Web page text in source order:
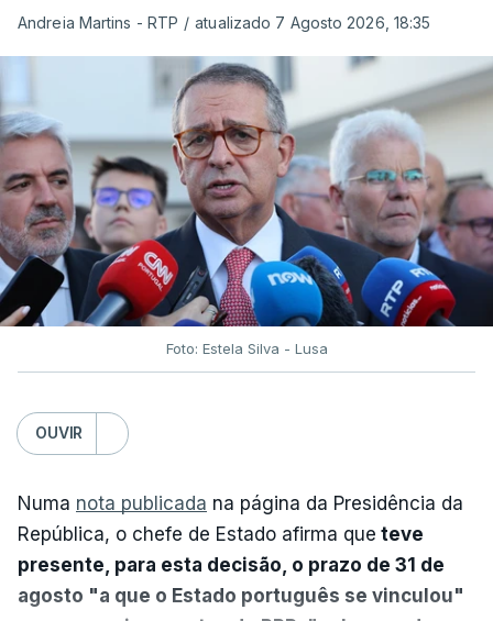
Andreia Martins - RTP / atualizado 7 Agosto 2026, 18:35
Foto: Estela Silva - Lusa
OUVIR
Numa nota publicada na página da Presidência da
República, o chefe de Estado afirma que teve
presente, para esta decisão, o prazo de 31 de
agosto "a que o Estado português se vinculou"